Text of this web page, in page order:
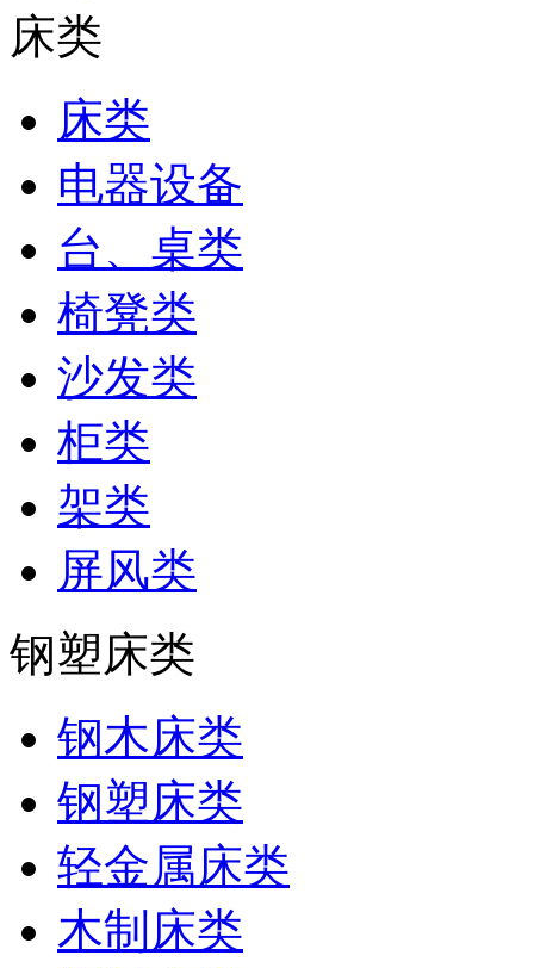
床类
床类
电器设备
台、桌类
椅凳类
沙发类
柜类
架类
屏风类
钢塑床类
钢木床类
钢塑床类
轻金属床类
木制床类